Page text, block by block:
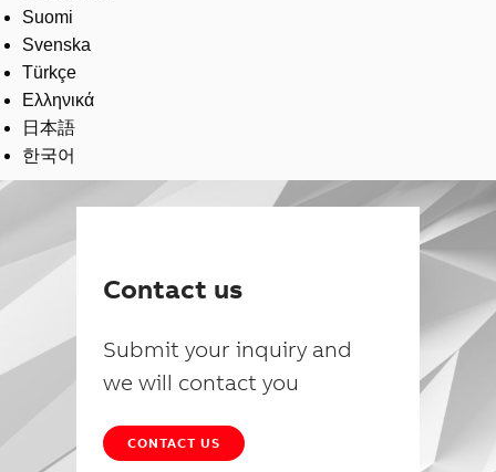
Suomi
Svenska
Türkçe
Ελληνικά
日本語
한국어
Contact us
Submit your inquiry and
we will contact you
CONTACT US